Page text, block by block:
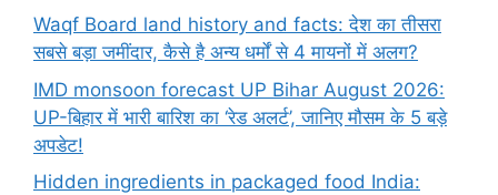
Waqf Board land history and facts: देश का तीसरा
सबसे बड़ा जमींदार, कैसे है अन्य धर्मों से 4 मायनों में अलग?
IMD monsoon forecast UP Bihar August 2026:
UP-बिहार में भारी बारिश का ‘रेड अलर्ट’, जानिए मौसम के 5 बड़े
अपडेट!
Hidden ingredients in packaged food India: